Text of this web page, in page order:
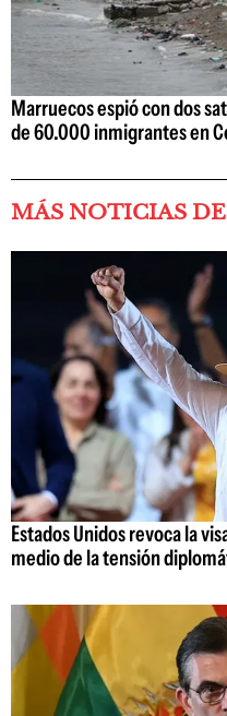
Marruecos espió con dos
de 60.000 inmigrantes en
MÁS NOTICIAS
Estados Unidos revoca la
medio de la tensión